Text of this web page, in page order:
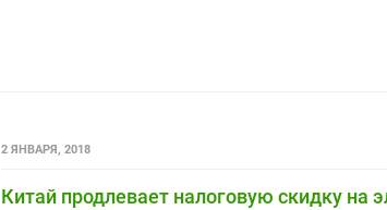
2 ЯНВАРЯ, 2018
Китай продлевает налоговую скидку на